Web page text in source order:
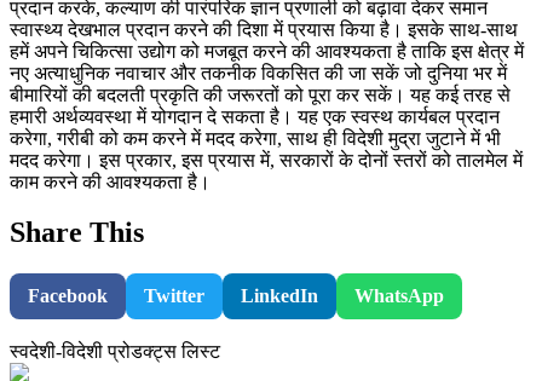
प्रदान करके, कल्याण की पारंपरिक ज्ञान प्रणाली को बढ़ावा देकर समान
स्वास्थ्य देखभाल प्रदान करने की दिशा में प्रयास किया है। इसके साथ-साथ
हमें अपने चिकित्सा उद्योग को मजबूत करने की आवश्यकता है ताकि इस क्षेत्र में
नए अत्याधुनिक नवाचार और तकनीक विकसित की जा सकें जो दुनिया भर में
बीमारियों की बदलती प्रकृति की जरूरतों को पूरा कर सकें। यह कई तरह से
हमारी अर्थव्यवस्था में योगदान दे सकता है। यह एक स्वस्थ कार्यबल प्रदान
करेगा, गरीबी को कम करने में मदद करेगा, साथ ही विदेशी मुद्रा जुटाने में भी
मदद करेगा। इस प्रकार, इस प्रयास में, सरकारों के दोनों स्तरों को तालमेल में
काम करने की आवश्यकता है।
Share This
Facebook Twitter LinkedIn WhatsApp
स्वदेशी-विदेशी प्रोडक्ट्स लिस्ट